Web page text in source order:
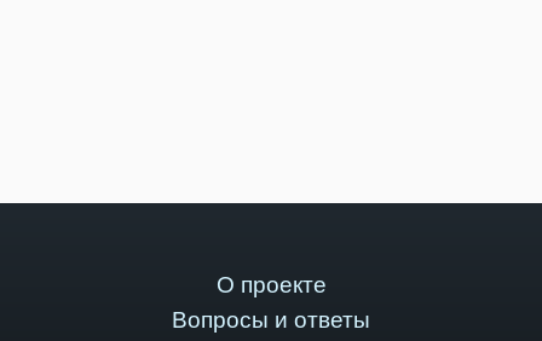
О проекте
Вопросы и ответы